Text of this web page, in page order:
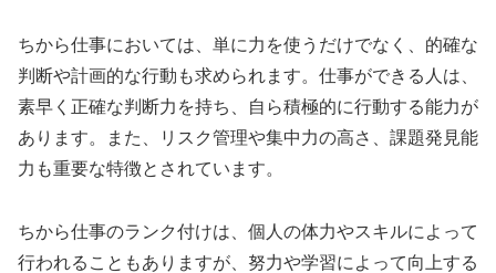
ちから仕事においては、単に力を使うだけでなく、的確な
判断や計画的な行動も求められます。仕事ができる人は、
素早く正確な判断力を持ち、自ら積極的に行動する能力が
あります。また、リスク管理や集中力の高さ、課題発見能
力も重要な特徴とされています。
ちから仕事のランク付けは、個人の体力やスキルによって
行われることもありますが、努力や学習によって向上する